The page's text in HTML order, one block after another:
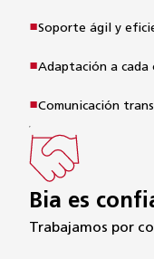
Soporte ágil y
Adaptación a cada
Comunicación
Bia es
Trabajamos por